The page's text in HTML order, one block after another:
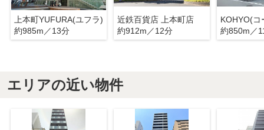
上本町YUFURA(ユフラ)
約985m／13分
近鉄百貨店 上本町店
約912m／12分
約850m／
エリアの近い物件